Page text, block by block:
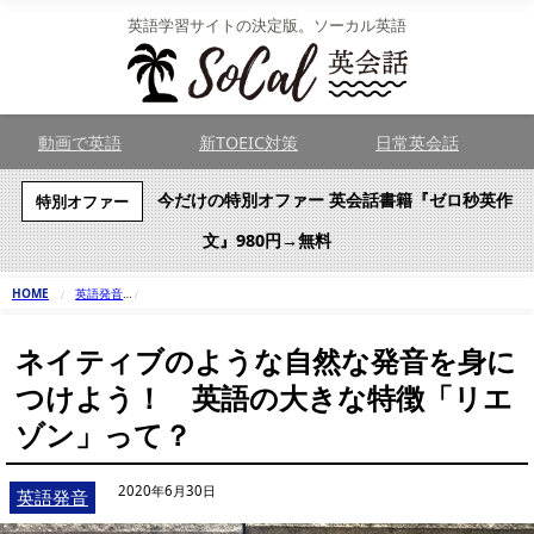
英語学習サイトの決定版。ソーカル英語
動画で英語 新TOEIC対策 日常英会話
特別オファー
今だけの特別オファー 英会話書籍『ゼロ秒英作
文』980円→無料
HOME 英語発音
ネイティブのような自然な発音を身に
つけよう！ 英語の大きな特徴「リエ
ゾン」って？
英語発音 2020年6月30日